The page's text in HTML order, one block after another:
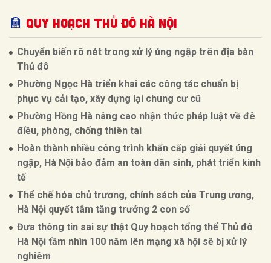
QUY HOẠCH THỦ ĐÔ HÀ NỘI
Chuyển biến rõ nét trong xử lý úng ngập trên địa bàn
Thủ đô
Phường Ngọc Hà triển khai các công tác chuẩn bị
phục vụ cải tạo, xây dựng lại chung cư cũ
Phường Hồng Hà nâng cao nhận thức pháp luật về đê
điều, phòng, chống thiên tai
Hoàn thành nhiều công trình khẩn cấp giải quyết úng
ngập, Hà Nội bảo đảm an toàn dân sinh, phát triển kinh
tế
Thể chế hóa chủ trương, chính sách của Trung ương,
Hà Nội quyết tâm tăng trưởng 2 con số
Đưa thông tin sai sự thật Quy hoạch tổng thể Thủ đô
Hà Nội tầm nhìn 100 năm lên mạng xã hội sẽ bị xử lý
nghiêm